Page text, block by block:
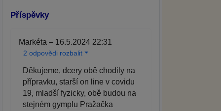
Příspěvky
Markéta – 16.5.2024 22:31
2 odpovědi rozbalit
Děkujeme, dcery obě chodily na
přípravku, starší on line v covidu
19, mladší fyzicky, obě budou na
stejném gymplu Pražačka